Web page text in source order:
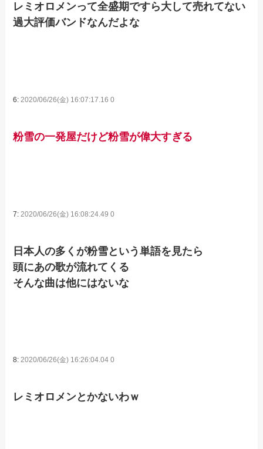
レミオロメンって全盛期ですら大して売れてない
過大評価バンドなんだよな
6:2020/06/26(金) 16:07:17.16 0
粉雪の一発屋だけど粉雪が偉大すぎる
7: 2020/06/26(金) 16:08:24.49 0
日本人の多くが粉雪という単語を見たら
頭にあの歌が流れてくる
そんな曲は他にはないな
8:2020/06/26(金) 16:26:04.04 0
レミオロメンとかないわｗ